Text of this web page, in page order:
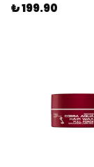
₺ 199.90